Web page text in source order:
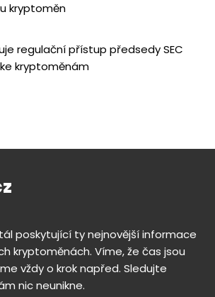
kryptoměn
regulační přístup předsedy SEC
kryptoměnám
poskytující ty nejnovější informace
kryptoměnách. Víme, že čas jsou
vždy o krok napřed. Sledujte
nic neunikne.